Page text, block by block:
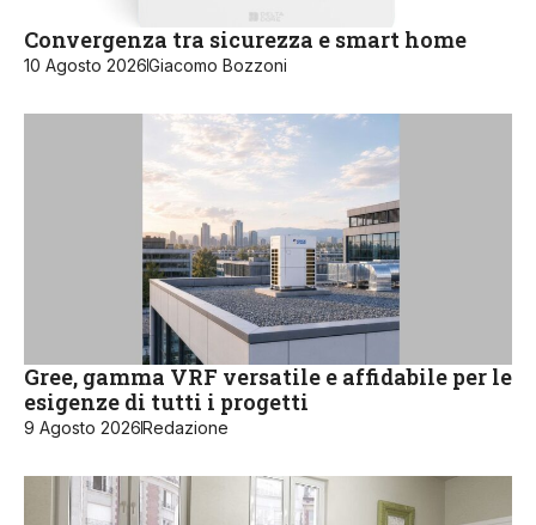
Convergenza tra sicurezza e smart home
10 Agosto 2026Giacomo Bozzoni
Gree, gamma VRF versatile e affidabile per le
esigenze di tutti i progetti
9 Agosto 2026Redazione